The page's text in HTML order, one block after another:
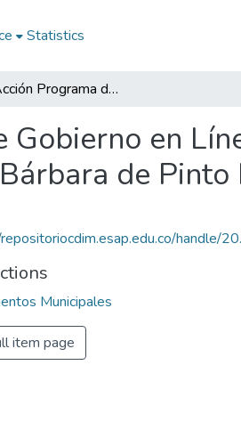
Statistics
Plan de Acción Programa de Gobierno en Línea Santa Bárbara de Pinto Magdalena 2008: PA Santa Bárbara de Pinto Magdalena 2008
en
de
handle/
Municipales
item page